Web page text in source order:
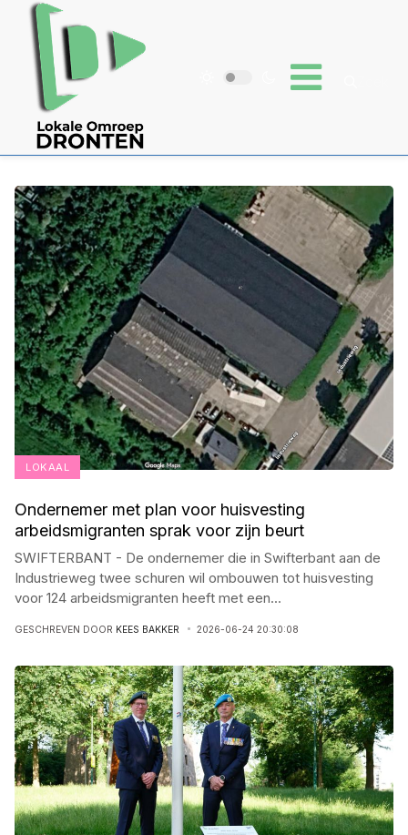
LOKAAL
Ondernemer met plan voor huisvesting
arbeidsmigranten sprak voor zijn beurt
SWIFTERBANT - De ondernemer die in Swifterbant aan de
Industrieweg twee schuren wil ombouwen tot huisvesting
voor 124 arbeidsmigranten heeft met een...
GESCHREVEN DOOR KEES BAKKER 2026-06-24 20:30:08